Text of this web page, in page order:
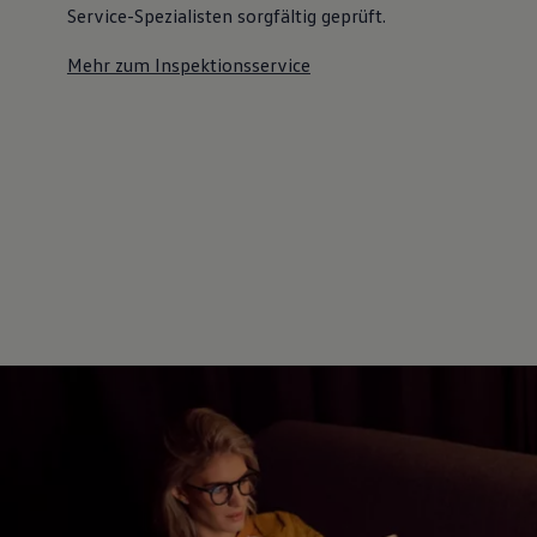
Service-Spezialisten sorgfältig geprüft.
Mehr zum Inspektionsservice